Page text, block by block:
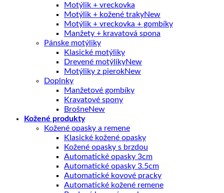
Motýlik + vreckovka
Motýlik + kožené traky
Motýlik + vreckovka + gombíky
Manžety + kravatová spona
Pánske motýliky
Klasické motýliky
Drevené motýliky
Motýliky z pierok
Doplnky
Manžetové gombíky
Kravatové spony
Brošne
Kožené produkty
Kožené opasky a remene
Klasické kožené opasky
Kožené opasky s brzdou
Automatické opasky 3cm
Automatické opasky 3.5cm
Automatické kovové pracky
Automatické kožené remene